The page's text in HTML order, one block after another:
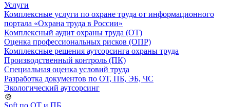
Услуги
Комплексные услуги по охране труда от информационного
портала «Охрана труда в России»
Комплексный аудит охраны труда (ОТ)
Оценка профессиональных рисков (ОПР)
Комплексные решения аутсорсинга охраны труда
Производственный контроль (ПК)
Специальная оценка условий труда
Разработка документов по ОТ, ПБ, ЭБ, ЧС
Экологический аутсорсинг
Soft по ОТ и ПБ